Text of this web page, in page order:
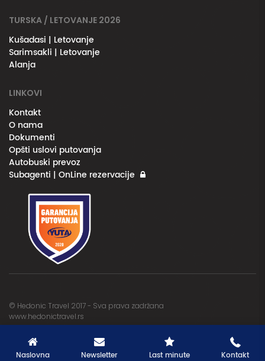
Naslovna Newsletter Last minute Kontakt
TURSKA / LETOVANJE 2026
Kušadasi | Letovanje
Sarimsakli | Letovanje
Alanja
LINKOVI
Kontakt
O nama
Dokumenti
Opšti uslovi putovanja
Autobuski prevoz
Subagenti | OnLine rezervacije
© Hedonic Travel 2017 - Sva prava zadržana
www.hedonictravel.rs